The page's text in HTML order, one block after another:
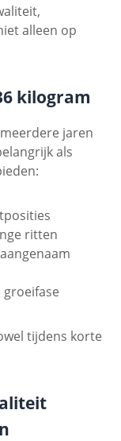
alleen op
kilogram
jaren
als
ritten
groeifase
tijdens korte